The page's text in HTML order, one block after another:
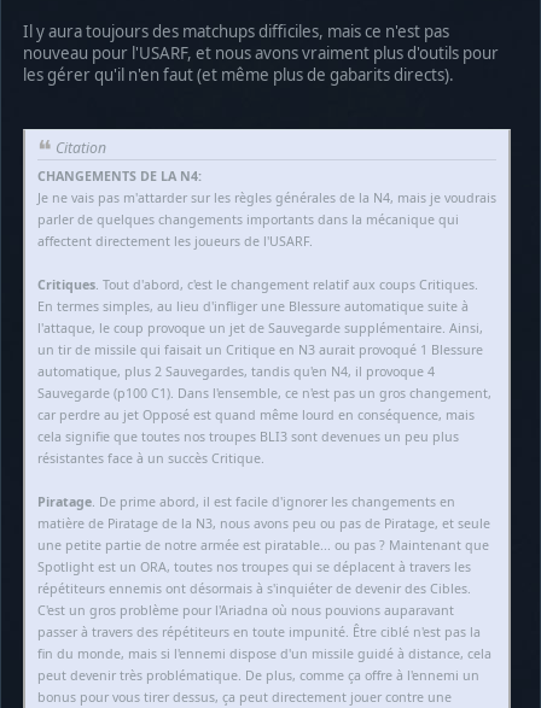
Il y aura toujours des matchups difficiles, mais ce n'est pas
nouveau pour l'USARF, et nous avons vraiment plus d'outils pour
les gérer qu'il n'en faut (et même plus de gabarits directs).
Citation
CHANGEMENTS DE LA N4:
Je ne vais pas m'attarder sur les règles générales de la N4, mais je voudrais
parler de quelques changements importants dans la mécanique qui
affectent directement les joueurs de l'USARF.
Critiques. Tout d'abord, c'est le changement relatif aux coups Critiques.
En termes simples, au lieu d'infliger une Blessure automatique suite à
l'attaque, le coup provoque un jet de Sauvegarde supplémentaire. Ainsi,
un tir de missile qui faisait un Critique en N3 aurait provoqué 1 Blessure
automatique, plus 2 Sauvegardes, tandis qu'en N4, il provoque 4
Sauvegarde (p100 C1). Dans l'ensemble, ce n'est pas un gros changement,
car perdre au jet Opposé est quand même lourd en conséquence, mais
cela signifie que toutes nos troupes BLI3 sont devenues un peu plus
résistantes face à un succès Critique.
Piratage. De prime abord, il est facile d'ignorer les changements en
matière de Piratage de la N3, nous avons peu ou pas de Piratage, et seule
une petite partie de notre armée est piratable... ou pas ? Maintenant que
Spotlight est un ORA, toutes nos troupes qui se déplacent à travers les
répétiteurs ennemis ont désormais à s'inquiéter de devenir des Cibles.
C'est un gros problème pour l'Ariadna où nous pouvions auparavant
passer à travers des répétiteurs en toute impunité. Être ciblé n'est pas la
fin du monde, mais si l'ennemi dispose d'un missile guidé à distance, cela
peut devenir très problématique. De plus, comme ça offre à l'ennemi un
bonus pour vous tirer dessus, ça peut directement jouer contre une